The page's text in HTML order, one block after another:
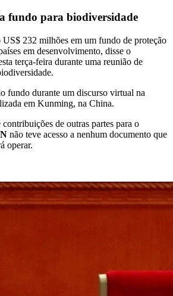
fundo para biodiversidade
232 milhões em um fundo de proteção
em desenvolvimento, disse o
terça-feira durante uma reunião de
fundo durante um discurso virtual na
em Kunming, na China.
de outras partes para o
não teve acesso a nenhum documento que
operar.